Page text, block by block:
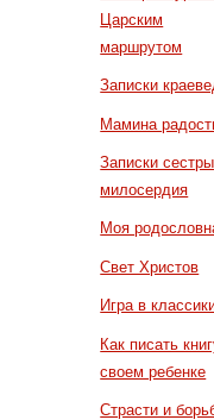
Царским
маршрутом
Записки
Мамина
Записки сестры
милосердия
Моя
Свет Христов
Игра в
Как писать
своем ребенке
Страсти и